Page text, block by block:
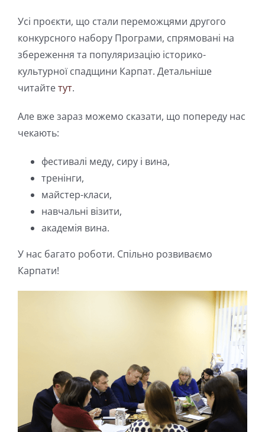
Усі проєкти, що стали переможцями другого
конкурсного набору Програми, спрямовані на
збереження та популяризацію історико-
культурної спадщини Карпат. Детальніше
читайтетут.
Але вже зараз можемо сказати, що попереду нас
чекають:
фестивалі меду, сиру і вина,
тренінги,
майстер-класи,
навчальні візити,
академія вина.
У нас багато роботи. Спільно розвиваємо
Карпати!